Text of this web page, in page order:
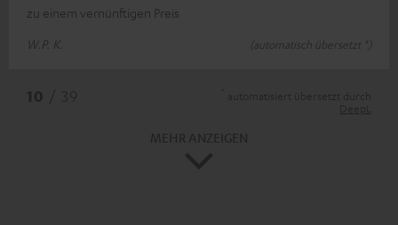
zu einem vernünftigen Preis
W.P. K.
(automatisch übersetzt *)